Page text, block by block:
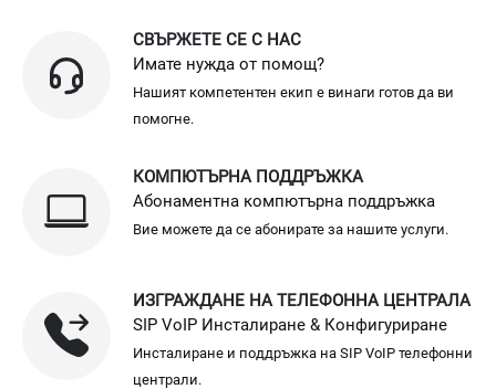
СВЪРЖЕТЕ СЕ С НАС
Имате нужда от помощ?
Нашият компетентен екип е винаги готов да ви
помогне.
КОМПЮТЪРНА ПОДДРЪЖКА
Абонаментна компютърна поддръжка
Вие можете да се абонирате за нашите услуги.
ИЗГРАЖДАНЕ НА ТЕЛЕФОННА ЦЕНТРАЛА
SIP VoIP Инсталиране & Конфигуриране
Инсталиране и поддръжка на SIP VoIP телефонни
централи.